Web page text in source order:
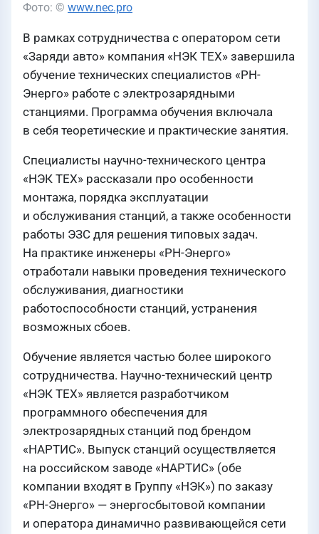
Фото: © www.nec.pro
В рамках сотрудничества с оператором сети
«Заряди авто» компания «НЭК ТЕХ» завершила
обучение технических специалистов «РН-
Энерго» работе с электрозарядными
станциями. Программа обучения включала
в себя теоретические и практические занятия.
Специалисты научно-технического центра
«НЭК ТЕХ» рассказали про особенности
монтажа, порядка эксплуатации
и обслуживания станций, а также особенности
работы ЭЗС для решения типовых задач.
На практике инженеры «РН-Энерго»
отработали навыки проведения технического
обслуживания, диагностики
работоспособности станций, устранения
возможных сбоев.
Обучение является частью более широкого
сотрудничества. Научно-технический центр
«НЭК ТЕХ» является разработчиком
программного обеспечения для
электрозарядных станций под брендом
«НАРТИС». Выпуск станций осуществляется
на российском заводе «НАРТИС» (обе
компании входят в Группу «НЭК») по заказу
«РН-Энерго» — энергосбытовой компании
и оператора динамично развивающейся сети